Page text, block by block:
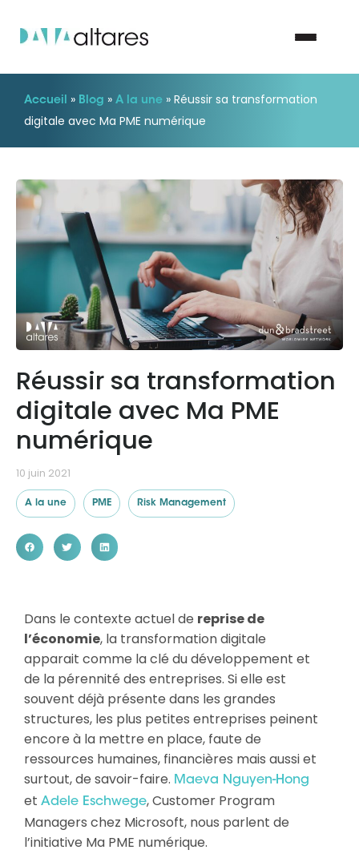
Nous contacter
Vos enjeux
Nos solutions
Notre groupe
Ressources
Accueil » Blog » A la une » Réussir sa transformation
digitale avec Ma PME numérique
Réussir sa transformation
digitale avec Ma PME
numérique
10 juin 2021
A la une PME Risk Management
Dans le contexte actuel de reprise de
l’économie, la transformation digitale
apparait comme la clé du développement et
de la pérennité des entreprises. Si elle est
souvent déjà présente dans les grandes
structures, les plus petites entreprises peinent
encore à la mettre en place, faute de
ressources humaines, financières mais aussi et
surtout, de savoir-faire. Maeva Nguyen-Hong
et Adele Eschwege, Customer Program
Managers chez Microsoft, nous parlent de
l’initiative Ma PME numérique.